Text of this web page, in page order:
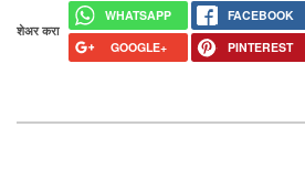
शेअर करा
WHATSAPP FACEBOOK
GOOGLE+
PINTEREST